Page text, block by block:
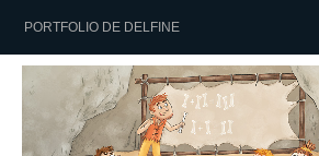
PORTFOLIO DE DELFINE